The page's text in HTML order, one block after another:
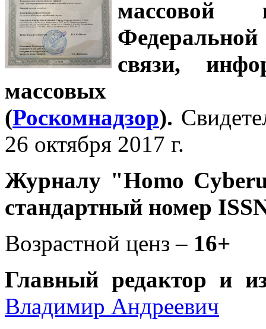
связи,
массовых
(Роскомнадзор).
26 октября 2017 г.
Журналу "Homo
стандартный номер
Возрастной ценз – 16+
Главный редактор и
Владимир Андреевич